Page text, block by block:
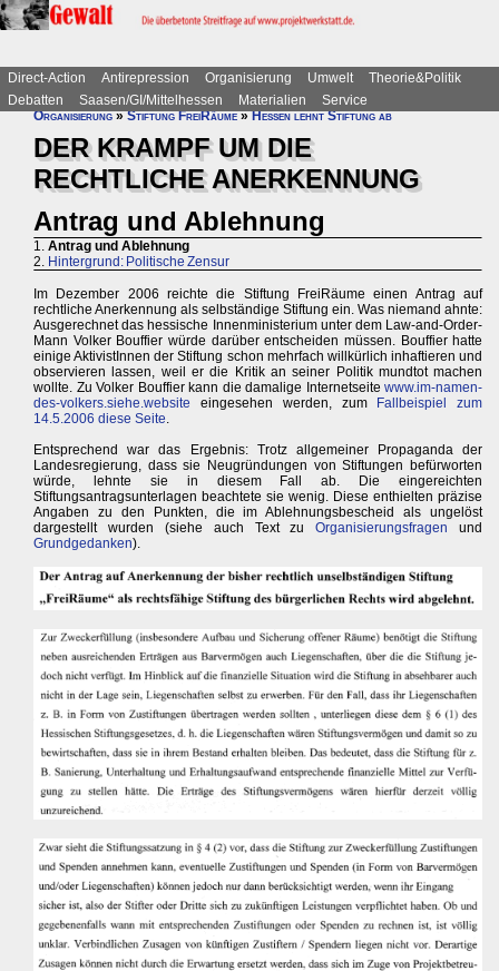
Direct-Action Antirepression Organisierung Umwelt
Theorie&Politik
Debatten
Saasen/GI/Mittelhessen Materialien
Service
Organisierung»Stiftung FreiRäume»Hessen lehnt Stiftung ab
DER KRAMPF UM DIE
RECHTLICHE ANERKENNUNG
Antrag und Ablehnung
1. Antrag und Ablehnung
2. Hintergrund: Politische Zensur
Im Dezember 2006 reichte die Stiftung FreiRäume einen Antrag auf
rechtliche Anerkennung als selbständige Stiftung ein. Was niemand ahnte:
Ausgerechnet das hessische Innenministerium unter dem Law-and-Order-
Mann Volker Bouffier würde darüber entscheiden müssen. Bouffier hatte
einige AktivistInnen der Stiftung schon mehrfach willkürlich inhaftieren und
observieren lassen, weil er die Kritik an seiner Politik mundtot machen
wollte. Zu Volker Bouffier kann die damalige Internetseitewww.im-namen-
des-volkers.siehe.website eingesehen werden, zum
Fallbeispiel zum
14.5.2006 diese Seite.
Entsprechend war das Ergebnis: Trotz allgemeiner Propaganda der
Landesregierung, dass sie Neugründungen von Stiftungen befürworten
würde, lehnte sie in diesem Fall ab. Die eingereichten
Stiftungsantragsunterlagen beachtete sie wenig. Diese enthielten präzise
Angaben zu den Punkten, die im Ablehnungsbescheid als ungelöst
dargestellt wurden (siehe auch Text zuOrganisierungsfragen und
Grundgedanken).